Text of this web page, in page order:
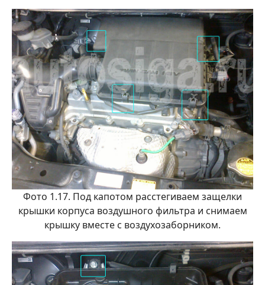
Фото 1.17. Под капотом расстегиваем защелки
крышки корпуса воздушного фильтра и снимаем
крышку вместе с воздухозаборником.